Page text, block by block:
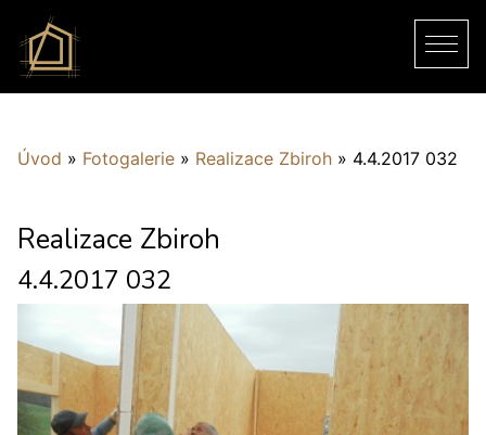
Úvod » Fotogalerie » Realizace Zbiroh » 4.4.2017 032
Realizace Zbiroh
4.4.2017 032